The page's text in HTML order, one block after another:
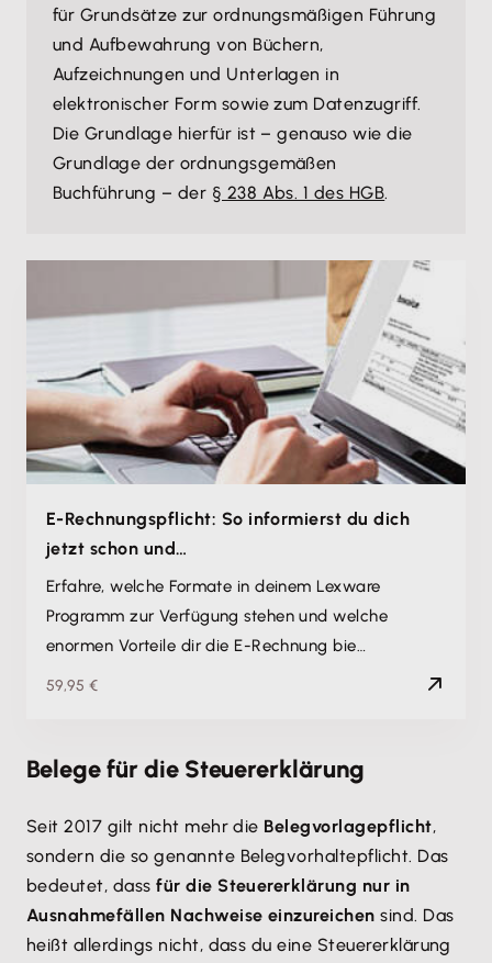
für Grundsätze zur ordnungsmäßigen Führung
und Aufbewahrung von Büchern,
Aufzeichnungen und Unterlagen in
elektronischer Form sowie zum Datenzugriff.
Die Grundlage hierfür ist – genauso wie die
Grundlage der ordnungsgemäßen
Buchführung – der § 238 Abs. 1 des HGB.
E-Rechnungspflicht: So informierst du dich
jetzt schon und…
Erfahre, welche Formate in deinem Lexware
Programm zur Verfügung stehen und welche
enormen Vorteile dir die E-Rechnung bie…
59,95 €
Belege für die Steuererklärung
Seit 2017 gilt nicht mehr die Belegvorlagepflicht,
sondern die so genannte Belegvorhaltepflicht. Das
bedeutet, dassfür die Steuererklärung nur in
Ausnahmefällen Nachweise einzureichen sind. Das
heißt allerdings nicht, dass du eine Steuererklärung